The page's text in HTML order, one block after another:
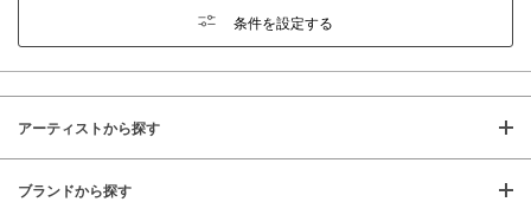
条件を設定する
アーティストから探す
ブランドから探す